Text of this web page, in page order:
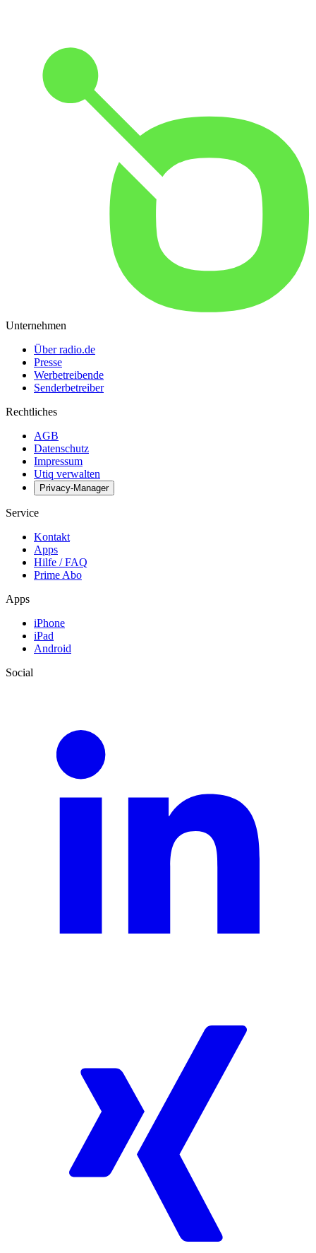
Unternehmen
Über radio.de
Presse
Werbetreibende
Senderbetreiber
Rechtliches
AGB
Datenschutz
Impressum
Utiq verwalten
Privacy-Manager
Service
Kontakt
Apps
Hilfe / FAQ
Prime Abo
Apps
iPhone
iPad
Android
Social